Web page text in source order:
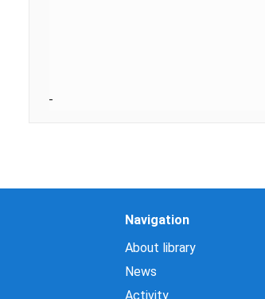
Navigation
About library
News
Activity